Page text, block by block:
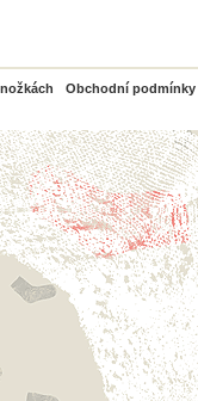
Obchodní podmínky
PayPal